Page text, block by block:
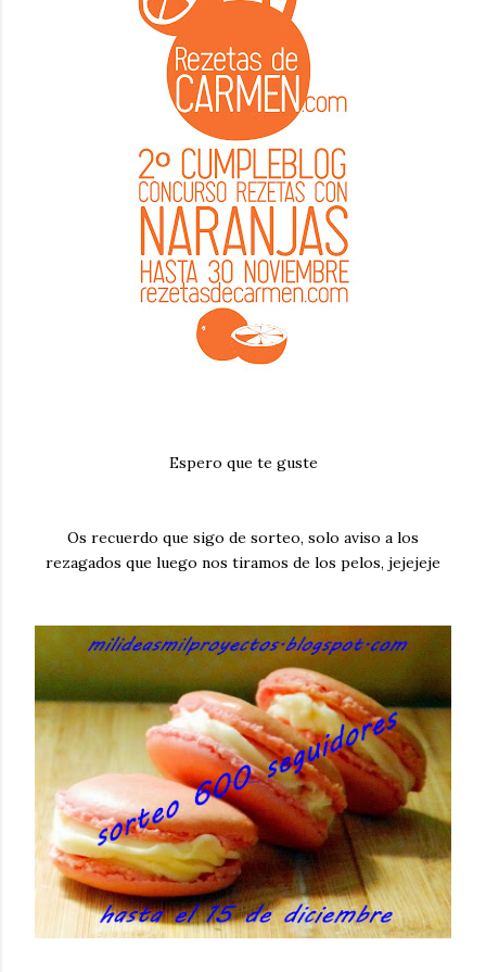
Espero que te guste
Os recuerdo que sigo de sorteo, solo aviso a los
rezagados que luego nos tiramos de los pelos, jejejeje